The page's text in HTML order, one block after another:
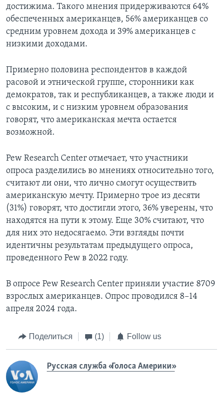
достижима. Такого мнения придерживаются 64%
обеспеченных американцев, 56% американцев со
средним уровнем дохода и 39% американцев с
низкими доходами.
Примерно половина респондентов в каждой
расовой и этнической группе, сторонники как
демократов, так и республиканцев, а также люди и
с высоким, и с низким уровнем образования
говорят, что американская мечта остается
возможной.
Pew Research Center отмечает, что участники
опроса разделились во мнениях относительно того,
считают ли они, что лично смогут осуществить
американскую мечту. Примерно трое из десяти
(31%) говорят, что достигли этого, 36% уверены, что
находятся на пути к этому. Еще 30% считают, что
для них это недосягаемо. Эти взгляды почти
идентичны результатам предыдущего опроса,
проведенного Pew в 2022 году.
В опросе Pew Research Center приняли участие 8709
взрослых американцев. Опрос проводился 8–14
апреля 2024 года.
Поделиться (1) Follow us
Русская служба «Голоса Америки»